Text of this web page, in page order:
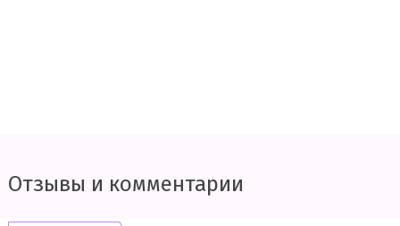
Отзывы и комментарии